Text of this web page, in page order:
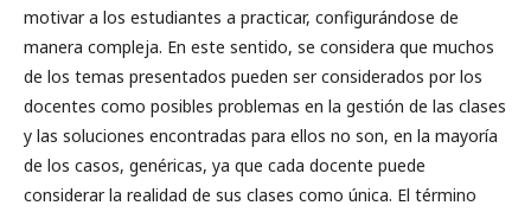
motivar a los estudiantes a practicar, configurándose de
manera compleja. En este sentido, se considera que muchos
de los temas presentados pueden ser considerados por los
docentes como posibles problemas en la gestión de las clases
y las soluciones encontradas para ellos no son, en la mayoría
de los casos, genéricas, ya que cada docente puede
considerar la realidad de sus clases como única. El término